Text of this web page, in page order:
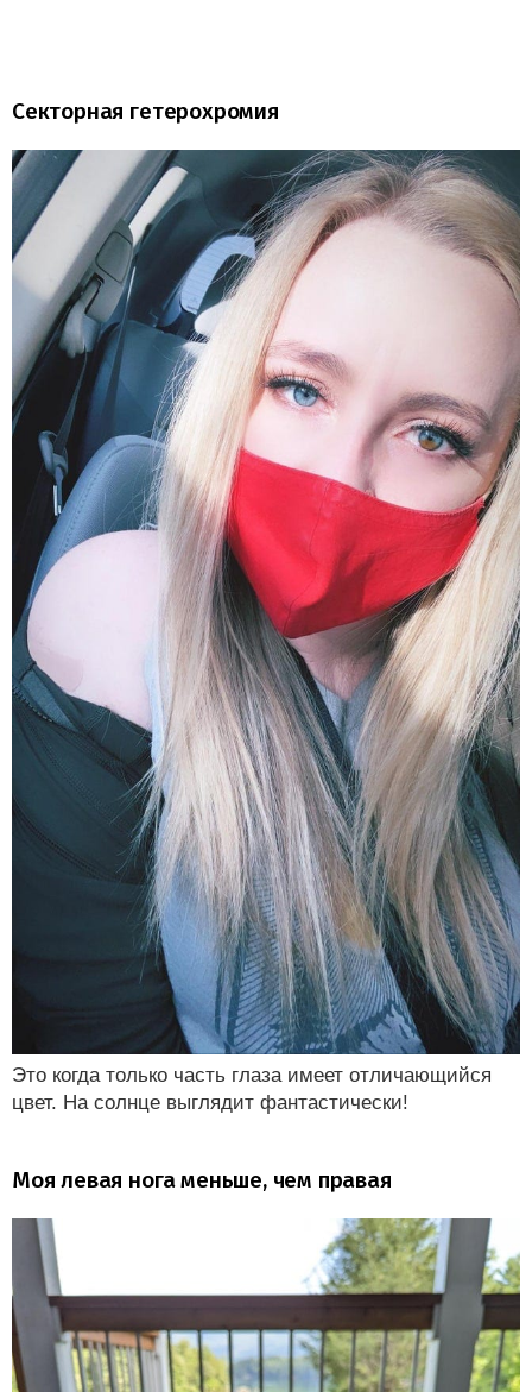
Секторная гетерохромия
Это когда только часть глаза имеет отличающийся
цвет. На солнце выглядит фантастически!
Моя левая нога меньше, чем правая